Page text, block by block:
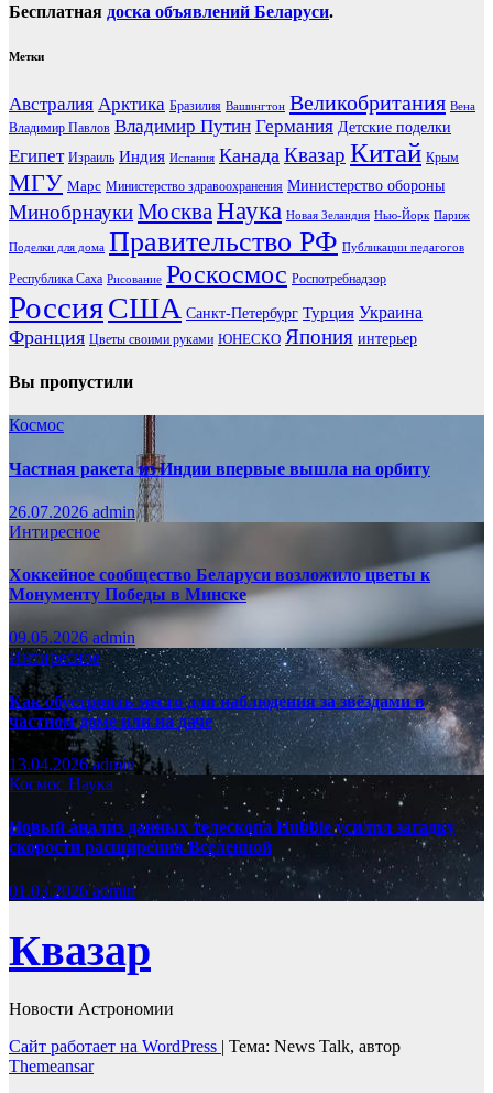
Бесплатная доска объявлений Беларуси.
Метки
Австралия Арктика Бразилия Вашингтон Великобритания Вена
Владимир Павлов Владимир Путин Германия Детские поделки
Египет Израиль Индия Испания Канада Квазар Китай Крым
МГУ Марс Министерство здравоохранения Министерство обороны
МинобрнаукиМоскваНаука Новая Зеландия Нью-Йорк Париж
Поделки для дома Правительство РФ Публикации педагогов
Республика Саха Рисование Роскосмос Роспотребнадзор
РоссияСША Санкт-Петербург Турция Украина
Франция Цветы своими руками ЮНЕСКО Япония интерьер
Вы пропустили
Космос
Частная ракета из Индии впервые вышла на орбиту
26.07.2026 admin
Интиресное
Хоккейное сообщество Беларуси возложило цветы к
Монументу Победы в Минске
09.05.2026 admin
Интиресное
Как обустроить место для наблюдения за звёздами в
частном доме или на даче
13.04.2026admin
Космос Наука
Новый анализ данных телескопа Hubble усилил загадку
скорости расширения Вселенной
01.03.2026admin
Квазар
Новости Астрономии
Сайт работает на WordPress | Тема: News Talk, автор
Themeansar